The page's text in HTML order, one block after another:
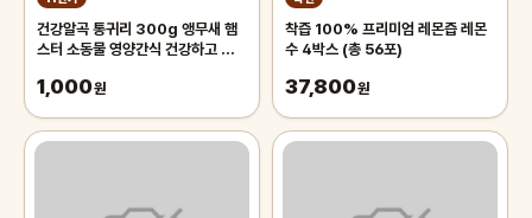
건강알곡 통귀리 300g 앵무새 햄
스터 소동물 영양간식 건강하고 깨끗
1,000원
착즙 100% 프리미엄 레몬즙 레몬
수 4박스 (총 56포)
37,800원